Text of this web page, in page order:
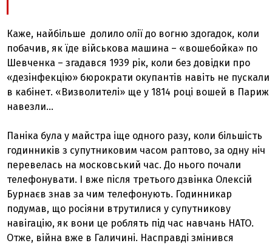
Каже, найбільше долило олії до вогню здогадок, коли
побачив, як їде військова машина – «вошебойка» по
Шевченка – згадався 1939 рік, коли без довідки про
«дезінфекцію» бюрократи окупантів навіть не пускали
в кабінет. «Визволителі» ще у 1814 році вошей в Париж
навезли...
Паніка була у майстра іще одного разу, коли більшість
годинників з супутниковим часом раптово, за одну ніч
перевелась на московський час. До нього почали
телефонувати. І вже після третього дзвінка Олексій
Бурнаєв знав за чим телефонують. Годинникар
подумав, що росіяни втрутилися у супутникову
навігацію, як вони це роблять під час навчань НАТО.
Отже, війна вже в Галичині. Насправді змінився